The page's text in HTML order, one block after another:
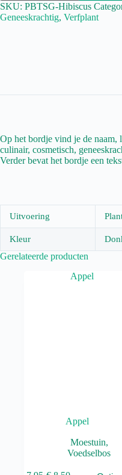
SKU: PBTSG-Hibiscus
Geneeskrachtig, Verfplant
Op het bordje vind je de naam,
culinair, cosmetisch,
Verder bevat het bordje een
Uitvoering
Kleur
Gerelateerde producten
Appel
Moestuin,
Voedselbos